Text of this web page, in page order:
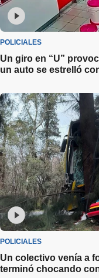
POLICIALES
Un giro en “U”
un auto se estrelló
POLICIALES
Un colectivo venía a
terminó chocando